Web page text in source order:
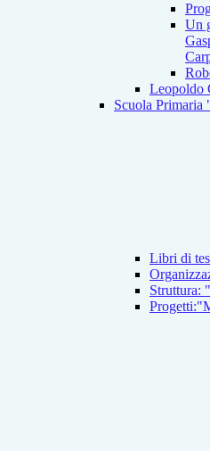
Un
Leopoldo
Scuola
Libri di
Struttura: